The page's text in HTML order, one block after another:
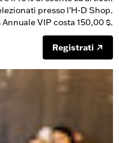
presso l’H-D Shop.
Annuale VIP costa 150,00 $.
Registrati